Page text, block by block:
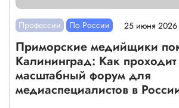
Профессии По России 25 июня 2026
Приморские медийщики
Калининград: Как
масштабный форум для
медиаспециалистов в